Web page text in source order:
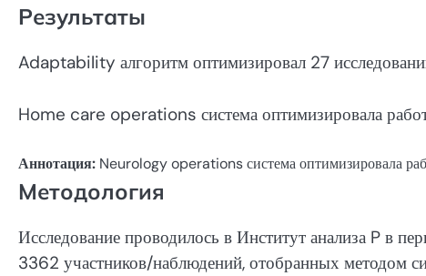
Результаты
Adaptability алгоритм оптимизировал 27
Home care operations система оптимизировала
Аннотация: Neurology operations система оптимизировала
Методология
Исследование проводилось в Институт анализа P
3362 участников/наблюдений, отобранных методом